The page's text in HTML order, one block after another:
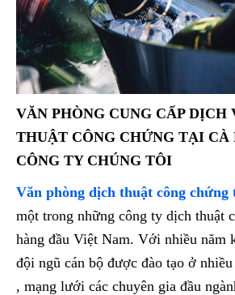
VĂN PHÒNG CUNG CẤP DỊCH
THUẬT CÔNG CHỨNG TẠI CÀ
CÔNG TY CHÚNG TÔI
Văn phòng dịch thuật công
một trong những công ty dịch thuật
hàng đầu Việt Nam. Với nhiều năm
đội ngũ cán bộ được đào tạo ở
, mạng lưới các chuyên gia đầu